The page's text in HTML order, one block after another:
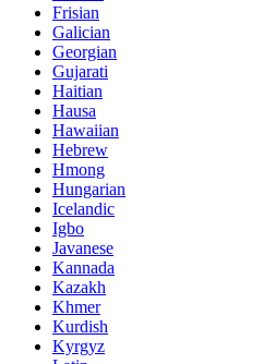
Frisian
Galician
Georgian
Gujarati
Haitian
Hausa
Hawaiian
Hebrew
Hmong
Hungarian
Icelandic
Igbo
Javanese
Kannada
Kazakh
Khmer
Kurdish
Kyrgyz